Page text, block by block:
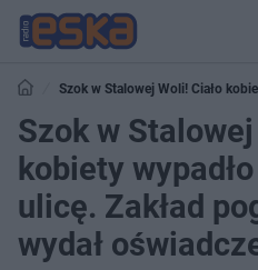
Szok w Stalowej Woli! Ciało
pogrzebowy wydał oświadczenie
Szok w
kobiety
ulicę. Zakład
wydał